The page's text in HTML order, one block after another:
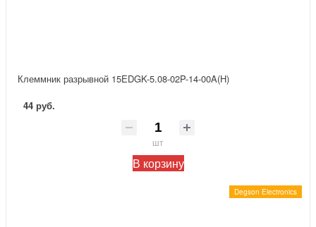
Клеммник разрывной 15EDGK-5.08-02P-14-00A(H)
44 руб.
шт
В корзину
Degson Electronics